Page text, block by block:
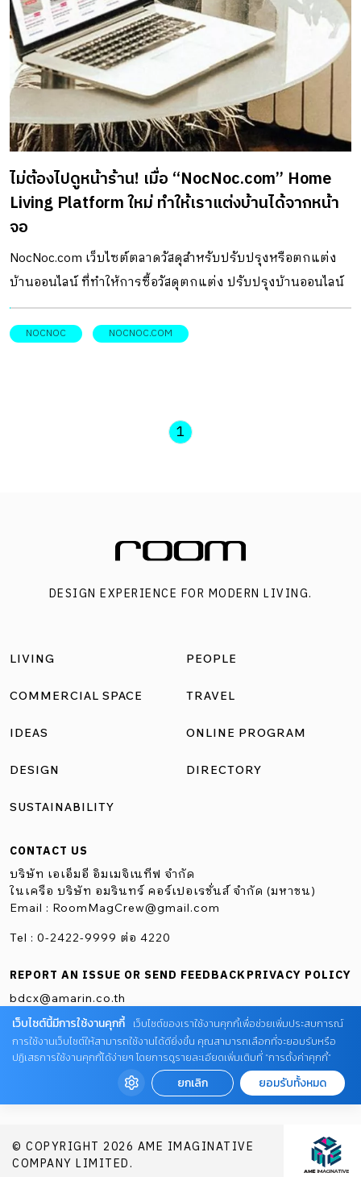
หมื่น จนต้องเลือกซื้ออย่างละเอียดรอบคอบ และต้องการความ
แม่นยำของวัสดุรวมถึงสีและไซส์เป็นอย่างมาก ก่อนจะต้องเสีย
เงินเรือนหมื่นไปและกับของที่ไม่ตรงกับความต้องการ และการ
ตกแต่งบ้านเองก็มีรายละเอียดปลีกย่อยเยอะมากจนน่ากังวล
อย่างวัสดุปูพื้น ในบางห้องต้องใช้วัสดุที่ซึมซับน้ำ บางห้องต้อง
ใช้วัสดุที่แข็งแรง หากเป็นพื้นที่เอาต์ดอร์อาจต้องใช้วัสดุที่ทน
ต่อแรงกระแทกที่มากกว่าการเหยียบ หรือหากเป็นวัสดุตกแต่ง
ผนัง บางจุดต้องวัสดุที่เพิ่มความสว่างให้ห้อง บางจุดต้องใช้วัสดุ
คล้ายไม้ถึงจะสวย ยังไม่ได้พูดถึงสีที่เหมาะกับแต่ละห้อง ที่ก็ต้อง
เลือกเฉดสีอย่างเจาะจงเหมือนกันในแบบที่หน้าจอออนไลน์ให้
ไม่ได้ แต่การซื้อวัสดุตกแต่งบ้านออนไลน์จะสะดวกสบายและได้
สินค้าที่ตรงกับความต้องการมากขึ้น กับฟังก์ชันของเว็บไซต์
ติดตั้งครบวงจร ที่มีสินค้าหลายพัน SKUs ทั้งสินค้าในหมวด
ไม่ต้องไปดูหน้าร้าน! เมื่อ “NocNoc.com” Home
Living Platform ใหม่ ทำให้เราแต่งบ้านได้จากหน้า
จอ
NocNoc.com เว็บไซต์ตลาดวัสดุสำหรับปรับปรุงหรือตกแต่ง
บ้านออนไลน์ ที่ทำให้การซื้อวัสดุตกแต่ง ปรับปรุงบ้านออนไลน์
ให้สะดวกสบายขึ้น
NOCNOC NOCNOC.COM
1
DESIGN EXPERIENCE FOR MODERN LIVING.
LIVING
COMMERCIAL SPACE
IDEAS
DESIGN
SUSTAINABILITY
PEOPLE
TRAVEL
ONLINE PROGRAM
DIRECTORY
CONTACT US
บริษัท เอเอ็มอี อิมเมจิเนทีฟ จำกัด
ในเครือ บริษัท อมรินทร์ คอร์เปอเรชั่นส์ จำกัด (มหาชน)
Email : RoomMagCrew@gmail.com
Tel : 0-2422-9999 ต่อ 4220
REPORT AN ISSUE OR SEND FEEDBACK
bdcx@amarin.co.th
PRIVACY POLICY
© COPYRIGHT 2026 AME IMAGINATIVE
COMPANY LIMITED.
เว็บไซต์นี้มีการใช้งานคุกกี้
เว็บไซต์ของเราใช้งานคุกกี้เพื่อช่วยเพิ่มประสบการณ์
การใช้งานเว็บไซต์ให้สามารถใช้งานได้ดียิ่งขึ้น คุณสามารถเลือกที่จะยอมรับหรือ
ปฏิเสธการใช้งานคุกกี้ได้ง่ายๆ โดยการดูรายละเอียดเพิ่มเติมที่ “การตั้งค่าคุกกี้”
ยกเลิก ยอมรับทั้งหมด